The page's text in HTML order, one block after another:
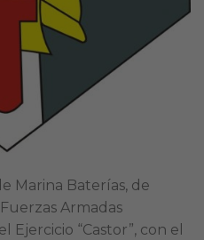
Marina Baterías, de
Armadas
“Castor”, con el